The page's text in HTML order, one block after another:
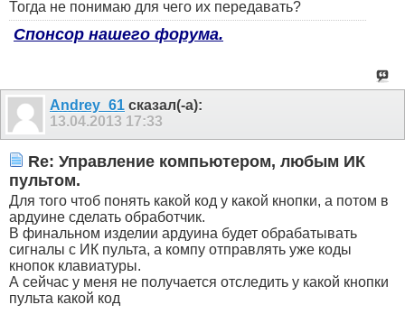
Тогда не понимаю для чего их передавать?
Спонсор нашего форума.
Andrey_61 сказал(-а):
13.04.2013 17:33
Re: Управление компьютером, любым ИК
пультом.
Для того чтоб понять какой код у какой кнопки, а потом в
ардуине сделать обработчик.
В финальном изделии ардуина будет обрабатывать
сигналы с ИК пульта, а компу отправлять уже коды
кнопок клавиатуры.
А сейчас у меня не получается отследить у какой кнопки
пульта какой код